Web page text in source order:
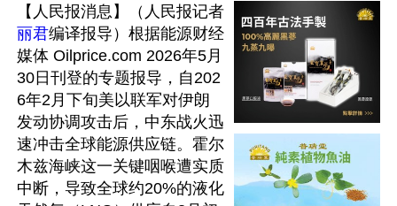
【人民报消息】（人民报记者
丽君编译报导）根据能源财经
媒体 Oilprice.com 2026年5月
30日刊登的专题报导，自202
6年2月下旬美以联军对伊朗
发动协调攻击后，中东战火迅
速冲击全球能源供应链。霍尔
木兹海峡这一关键咽喉遭实质
中断，导致全球约20%的液化